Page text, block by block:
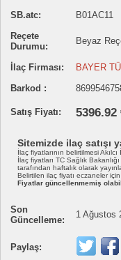
SB.atc:
B01AC11
Reçete
Durumu:
Beyaz
İlaç Firması:
BAYER
Barkod :
Satış Fiyatı: 5396.92
Sitemizde ilaç satışı
İlaç fiyatlarının belirtilmesi Akılcı
İlaç fiyatları TC Sağlık
tarafından haftalık olarak
Belirtilen ilaç fiyatı eczaneler
Fiyatlar güncellenmemiş
Son
Güncelleme:
1 Ağustos
Paylaş: